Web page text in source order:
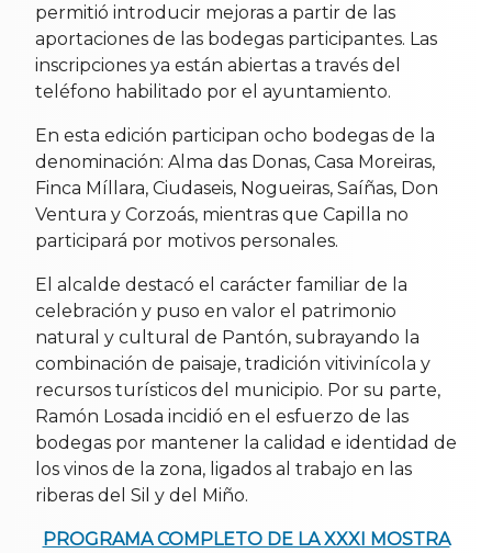
permitió introducir mejoras a partir de las
aportaciones de las bodegas participantes. Las
inscripciones ya están abiertas a través del
teléfono habilitado por el ayuntamiento.
En esta edición participan ocho bodegas de la
denominación: Alma das Donas, Casa Moreiras,
Finca Míllara, Ciudaseis, Nogueiras, Saíñas, Don
Ventura y Corzoás, mientras que Capilla no
participará por motivos personales.
El alcalde destacó el carácter familiar de la
celebración y puso en valor el patrimonio
natural y cultural de Pantón, subrayando la
combinación de paisaje, tradición vitivinícola y
recursos turísticos del municipio. Por su parte,
Ramón Losada incidió en el esfuerzo de las
bodegas por mantener la calidad e identidad de
los vinos de la zona, ligados al trabajo en las
riberas del Sil y del Miño.
PROGRAMA COMPLETO DE LA XXXI MOSTRA